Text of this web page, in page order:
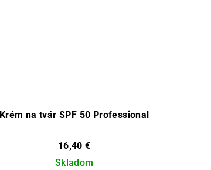
Krém na tvár SPF 50 Professional
16,40 €
Skladom